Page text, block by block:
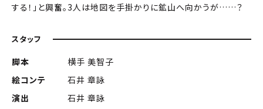
する！」と興奮。3人は地図を手掛かりに鉱山へ向かうが……？
スタッフ
脚本
横手 美智子
絵コンテ
石井 章詠
演出
石井 章詠